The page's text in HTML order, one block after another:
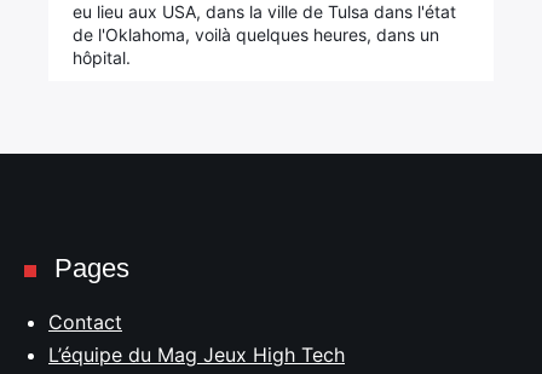
eu lieu aux USA, dans la ville de Tulsa dans l'état
de l'Oklahoma, voilà quelques heures, dans un
hôpital.
Pages
Contact
L’équipe du Mag Jeux High Tech